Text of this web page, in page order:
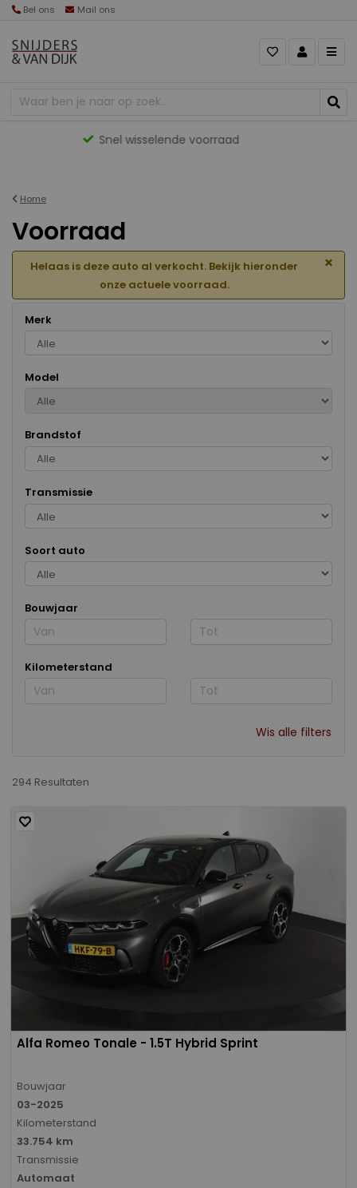
Bel ons Mail ons
Gevarieerd aanbod
Home
Voorraad
Helaas is deze auto al verkocht. Bekijk hieronder
onze actuele voorraad.
×
Merk
Model
Brandstof
Transmissie
Soort auto
Bouwjaar
Kilometerstand
Wis alle filters
294 Resultaten
Alfa Romeo Tonale - 1.5T Hybrid Sprint
Bouwjaar
03-2025
Kilometerstand
33.754 km
Transmissie
Automaat